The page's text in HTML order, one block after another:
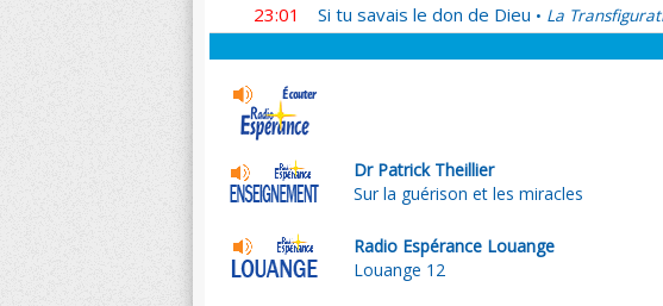
23:01
Si tu savais le don de Dieu • La
Dr Patrick Theillier
Sur la guérison et les miracles
Radio Espérance Louange
Louange 12